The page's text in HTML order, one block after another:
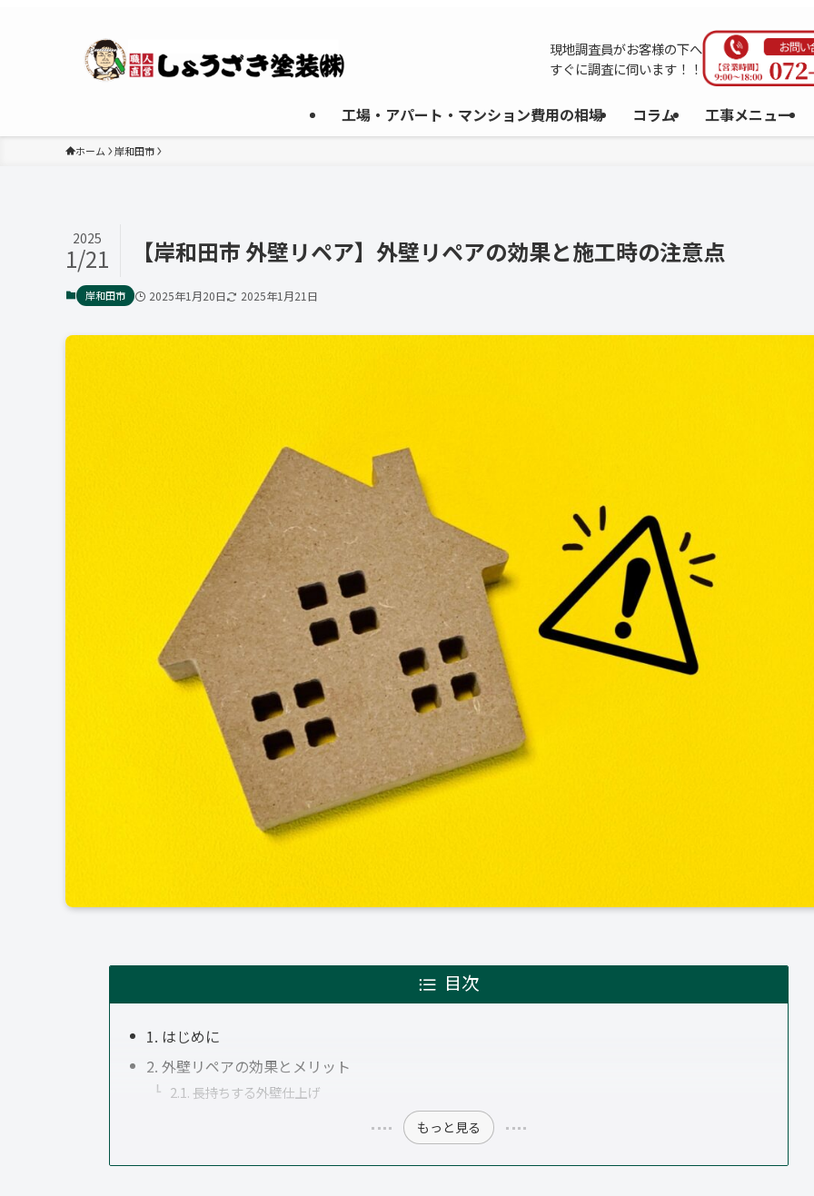
工場・アパート・マンション費用の相場 コラム 工事メニュー
現地調査員がお客様の下へ
すぐに調査に伺います！！
ホーム 岸和田市
【岸和田市 外壁リペア】外壁リペアの効果と施工時の注意点
2025
1/21
岸和田市 2025年1月20日 2025年1月21日
目次
1. はじめに
2. 外壁リペアの効果とメリット
2.1. 長持ちする外壁仕上げ
もっと見る